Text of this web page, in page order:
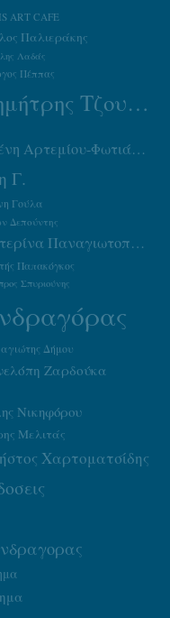
ART CAFE
Παλιεράκης
Λαδάς
Πέππας
Δημήτρης Τζουμάκας
Ελένη Αρτεμίου-Φωτιάδου
Γ.
Γούλα
Δεπούντης
Κατερίνα Παναγιωτοπούλου
Παπακόγκος
Σπυριούνης
Δήμου
Ζαρδούκα
Νικηφόρου
Μελιτάς
Χαρτοματσίδης